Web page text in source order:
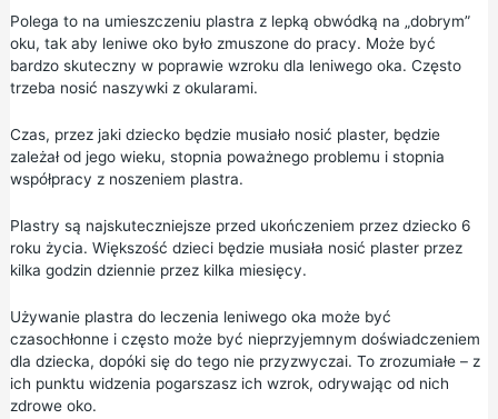
Polega to na umieszczeniu plastra z lepką obwódką na „dobrym”
oku, tak aby leniwe oko było zmuszone do pracy. Może być
bardzo skuteczny w poprawie wzroku dla leniwego oka. Często
trzeba nosić naszywki z okularami.
Czas, przez jaki dziecko będzie musiało nosić plaster, będzie
zależał od jego wieku, stopnia poważnego problemu i stopnia
współpracy z noszeniem plastra.
Plastry są najskuteczniejsze przed ukończeniem przez dziecko 6
roku życia. Większość dzieci będzie musiała nosić plaster przez
kilka godzin dziennie przez kilka miesięcy.
Używanie plastra do leczenia leniwego oka może być
czasochłonne i często może być nieprzyjemnym doświadczeniem
dla dziecka, dopóki się do tego nie przyzwyczai. To zrozumiałe – z
ich punktu widzenia pogarszasz ich wzrok, odrywając od nich
zdrowe oko.